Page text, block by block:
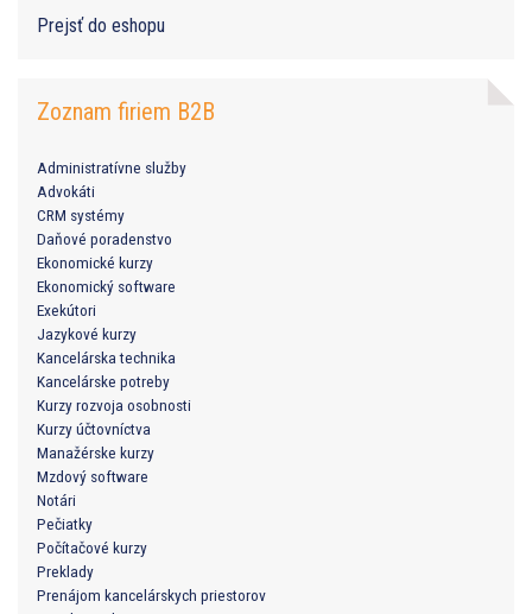
Prejsť do eshopu
Zoznam firiem B2B
Administratívne služby
Advokáti
CRM systémy
Daňové poradenstvo
Ekonomické kurzy
Ekonomický software
Exekútori
Jazykové kurzy
Kancelárska technika
Kancelárske potreby
Kurzy rozvoja osobnosti
Kurzy účtovníctva
Manažérske kurzy
Mzdový software
Notári
Pečiatky
Počítačové kurzy
Preklady
Prenájom kancelárskych priestorov